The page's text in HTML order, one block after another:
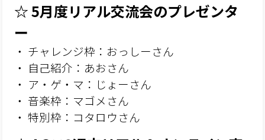
☆ 5月度リアル交流会のプレゼンタ
ー
・ チャレンジ枠：おっしーさん
・ 自己紹介：あおさん
・ ア・ゲ・マ：じょーさん
・ 音楽枠：マゴメさん
・ 特別枠：コタロウさん